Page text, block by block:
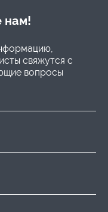
нам!
свяжутся с
вопросы